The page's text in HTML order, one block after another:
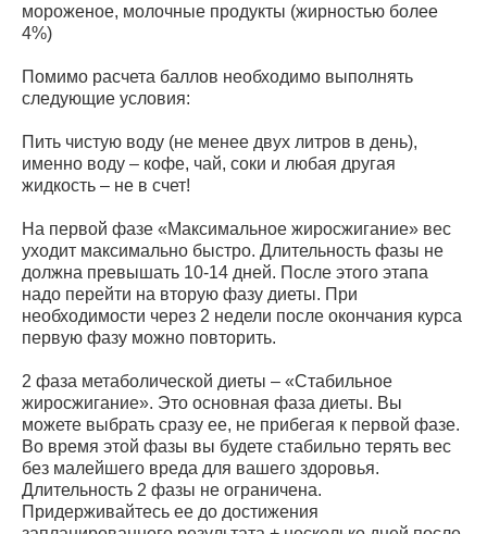
мороженое, молочные продукты (жирностью более
4%)
Помимо расчета баллов необходимо выполнять
следующие условия:
Пить чистую воду (не менее двух литров в день),
именно воду – кофе, чай, соки и любая другая
жидкость – не в счет!
На первой фазе «Максимальное жиросжигание» вес
уходит максимально быстро. Длительность фазы не
должна превышать 10-14 дней. После этого этапа
надо перейти на вторую фазу диеты. При
необходимости через 2 недели после окончания курса
первую фазу можно повторить.
2 фаза метаболической диеты – «Стабильное
жиросжигание». Это основная фаза диеты. Вы
можете выбрать сразу ее, не прибегая к первой фазе.
Во время этой фазы вы будете стабильно терять вес
без малейшего вреда для вашего здоровья.
Длительность 2 фазы не ограничена.
Придерживайтесь ее до достижения